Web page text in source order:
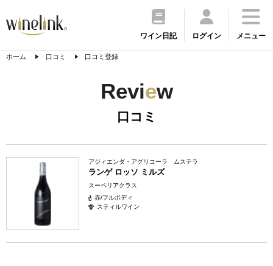
ワイン日記 ログイン メニュー
ホーム 口コミ 口コミ登録
Review
口コミ
アジィエンダ・アグリコーラ ムステラ
ランゲ ロッソ ミルズ
スーペリアクラス
赤/フルボディ
スティルワイン